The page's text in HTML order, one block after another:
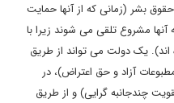
بشر (زمانی که از آنها حمایت
مشروع تلقی می شوند زیرا با
یک دولت می تواند از طریق
آزاد و حق اعتراض)، در
چندجانبه گرایی) و از طریق